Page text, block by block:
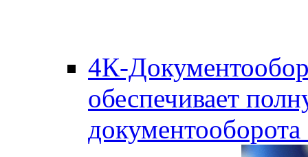
4К-
обеспечивает